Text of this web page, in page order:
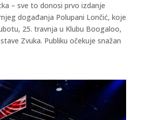
– sve to donosi prvo izdanje
događanja Polupani Lončić, koje
25. travnja u Klubu Boogaloo,
Zvuka. Publiku očekuje snažan